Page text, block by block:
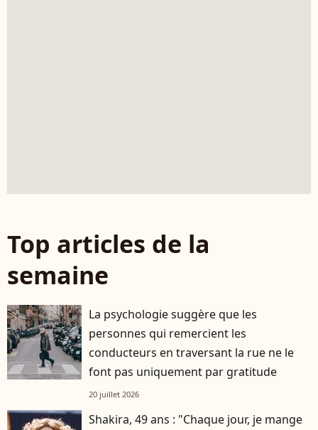
Top articles de la
semaine
La psychologie suggère que les
personnes qui remercient les
conducteurs en traversant la rue ne le
font pas uniquement par gratitude
20 juillet 2026
Shakira, 49 ans : "Chaque jour, je mange